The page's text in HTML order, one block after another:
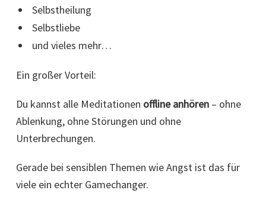
Selbstheilung
Selbstliebe
und vieles mehr…
Ein großer Vorteil:
Du kannst alle Meditationen offline anhören – ohne
Ablenkung, ohne Störungen und ohne
Unterbrechungen.
Gerade bei sensiblen Themen wie Angst ist das für
viele ein echter Gamechanger.